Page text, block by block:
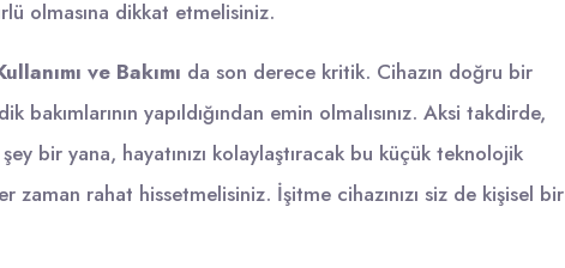
olmasına dikkat etmelisiniz.
ve Bakımı da son derece kritik. Cihazın doğru bir
bakımlarının yapıldığından emin olmalısınız. Aksi takdirde,
bir yana, hayatınızı kolaylaştıracak bu küçük teknolojik
zaman rahat hissetmelisiniz. İşitme cihazınızı siz de kişisel bir